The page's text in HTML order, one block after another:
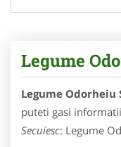
Legume
Legume Odorheiu
puteti gasi
Secuiesc: Legume